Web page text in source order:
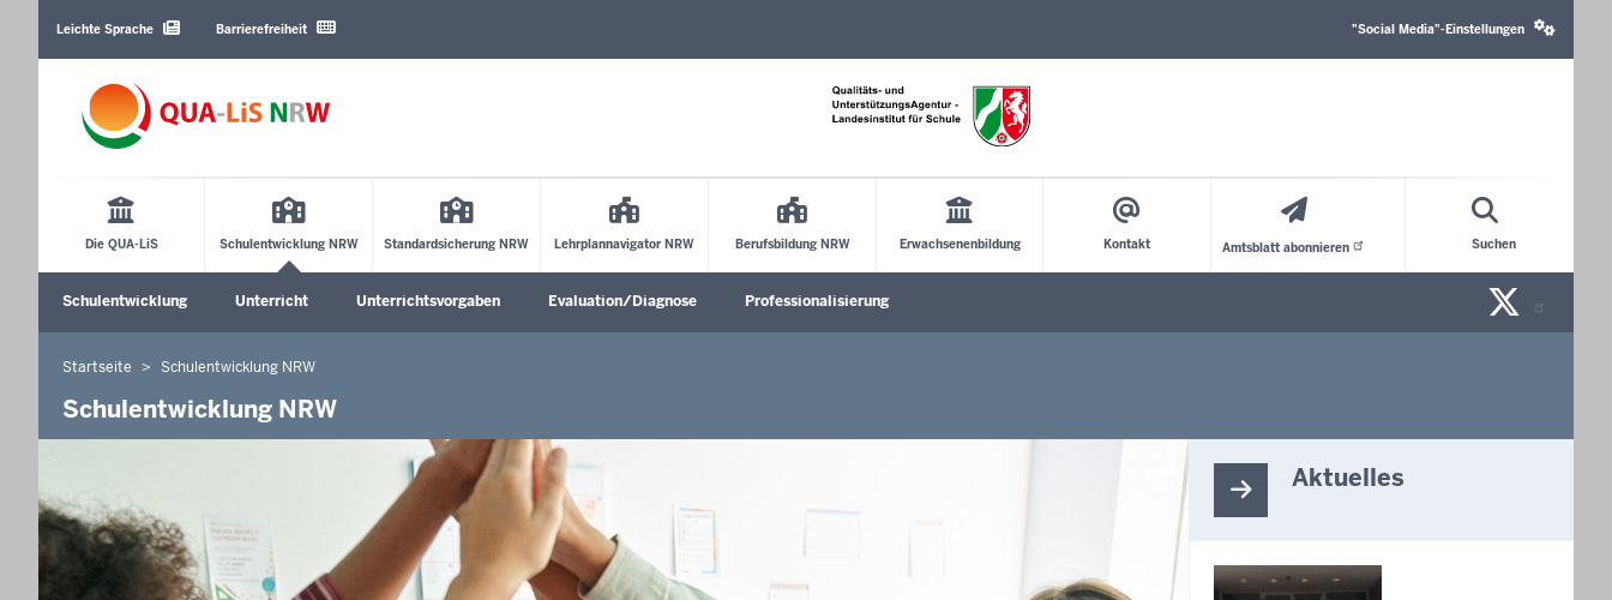
Sprachen
Leichte Sprache Barrierefreiheit
media
"Social Media"-Einstellungen
Die QUA-LiS Schulentwicklung NRW Standardsicherung NRW Lehrplannavigator NRW Berufsbildung NRW Erwachsenenbildung Kontakt Amtsblatt abonnieren Suchen
Schulentwicklung Unterricht Unterrichtsvorgaben Evaluation/Diagnose Professionalisierung X/
Sie
befinden
Startseite Schulentwicklung NRW
Schulentwicklung NRW
Aktuelles